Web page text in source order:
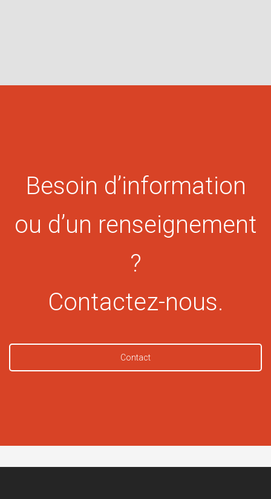
Besoin d’information
ou d’un renseignement
?
Contactez-nous.
Contact